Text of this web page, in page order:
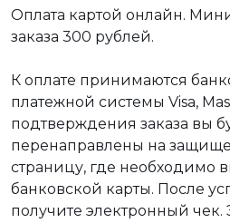
Оплата картой онлайн.
заказа 300 рублей.
К оплате принимаются
платежной системы Visa,
подтверждения заказа вы
перенаправлены на
страницу, где необходимо
банковской карты. После
получите электронный чек.